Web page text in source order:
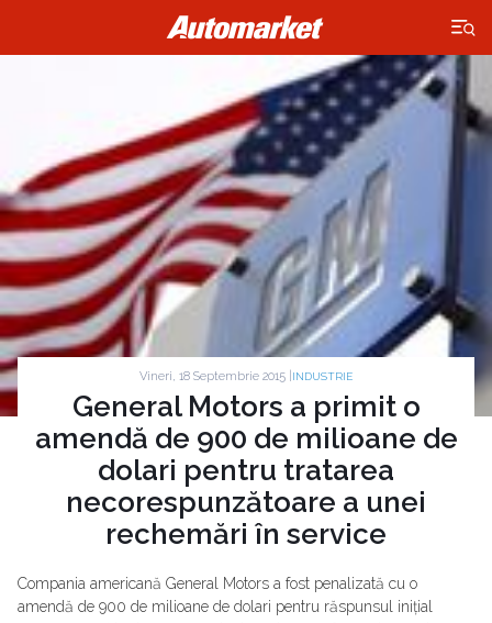
×
Vineri, 18 Septembrie 2015 | INDUSTRIE
General Motors a primit o
amendă de 900 de milioane de
dolari pentru tratarea
necorespunzătoare a unei
rechemări în service
Compania americană General Motors a fost penalizată cu o
amendă de 900 de milioane de dolari pentru răspunsul inițial